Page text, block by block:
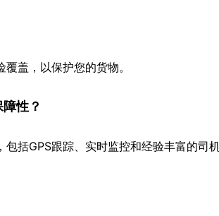
盖，以保护您的货物。
性？
括GPS跟踪、实时监控和经验丰富的司